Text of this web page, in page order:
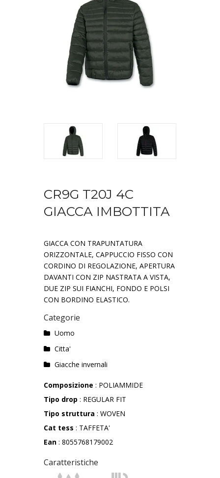
CR9G T20J 4C
GIACCA IMBOTTITA
GIACCA CON TRAPUNTATURA
ORIZZONTALE, CAPPUCCIO FISSO CON
CORDINO DI REGOLAZIONE, APERTURA
DAVANTI CON ZIP NASTRATA A VISTA,
DUE ZIP SUI FIANCHI, FONDO E POLSI
CON BORDINO ELASTICO.
Categorie
Uomo
Citta'
Giacche invernali
Composizione : POLIAMMIDE
Tipo drop : REGULAR FIT
Tipo struttura : WOVEN
Cat tess : TAFFETA'
Ean : 8055768179002
Caratteristiche